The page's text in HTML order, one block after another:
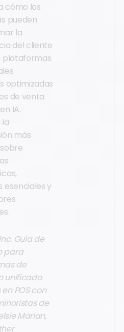
cómo los
pueden
la
del cliente
plataformas
optimizadas
de venta
IA.
más
esenciales y
Guía de
para
de
unificado
POS con
de
Marian,